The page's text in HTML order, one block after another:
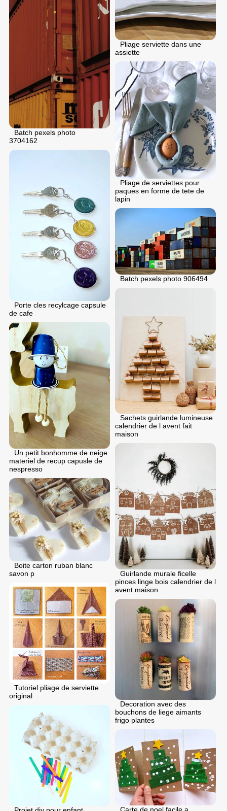
Pliage serviette dans une
assiette
Batch pexels photo
3704162
Pliage de serviettes pour
paques en forme de tete de
lapin
Porte cles recylcage capsule
de cafe
Batch pexels photo 906494
Sachets guirlande lumineuse
calendrier de l avent fait
maison
Un petit bonhomme de neige
materiel de recup capusle de
nespresso
Guirlande murale ficelle
pinces linge bois calendrier de l
avent maison
Boite carton ruban blanc
savon p
Tutoriel pliage de serviette
original
Decoration avec des
bouchons de liege aimants
frigo plantes
Carte de noel facile a